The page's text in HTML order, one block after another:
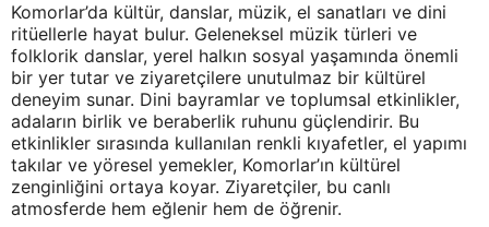
Komorlar’da kültür, danslar, müzik, el sanatları ve dini
ritüellerle hayat bulur. Geleneksel müzik türleri ve
folklorik danslar, yerel halkın sosyal yaşamında önemli
bir yer tutar ve ziyaretçilere unutulmaz bir kültürel
deneyim sunar. Dini bayramlar ve toplumsal etkinlikler,
adaların birlik ve beraberlik ruhunu güçlendirir. Bu
etkinlikler sırasında kullanılan renkli kıyafetler, el yapımı
takılar ve yöresel yemekler, Komorlar’ın kültürel
zenginliğini ortaya koyar. Ziyaretçiler, bu canlı
atmosferde hem eğlenir hem de öğrenir.